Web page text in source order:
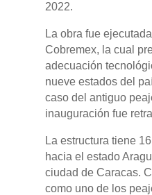
2022.
La obra fue
Cobremex, la cual
adecuación
nueve estados del
caso del antiguo
inauguración fue
La estructura tiene
hacia el estado
ciudad de Caracas.
como uno de los